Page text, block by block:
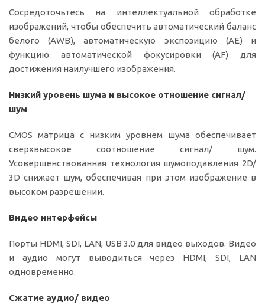
Сосредоточьтесь на интеллектуальной обработке
изображений, чтобы обеспечить автоматический баланс
белого (AWB), автоматическую экспозицию (AE) и
функцию автоматической фокусировки (AF) для
достижения наилучшего изображения.
Низкий уровень шума и высокое отношение сигнал/
шум
CMOS матрица с низким уровнем шума обеспечивает
сверхвысокое соотношение сигнал/ шум.
Усовершенствованная технология шумоподавления 2D/
3D снижает шум, обеспечивая при этом изображение в
высоком разрешении.
Видео интерфейсы
Порты HDMI, SDI, LAN, USB 3.0 для видео выходов. Видео
и аудио могут выводиться через HDMI, SDI, LAN
одновременно.
Сжатие аудио/ видео